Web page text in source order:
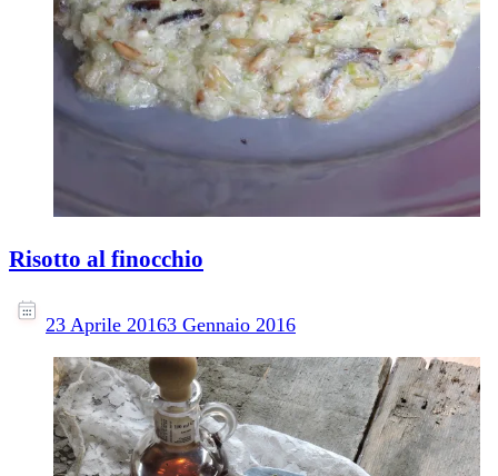
Risotto al finocchio
23 Aprile 20163 Gennaio 2016